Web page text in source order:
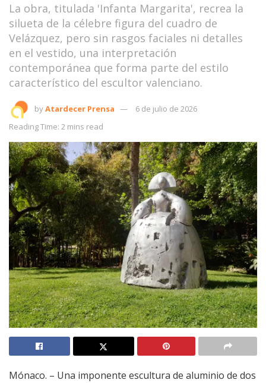
La obra, titulada 'Infanta Margarita', recrea la
silueta de la célebre figura del cuadro de
Velázquez, pero sin rasgos faciales ni detalles
en el vestido, una interpretación
contemporánea que forma parte del estilo
característico del escultor valenciano.
byAtardecer Prensa
6 de julio de 2026
Reading Time: 2 mins read
Mónaco. – Una imponente escultura de aluminio de dos